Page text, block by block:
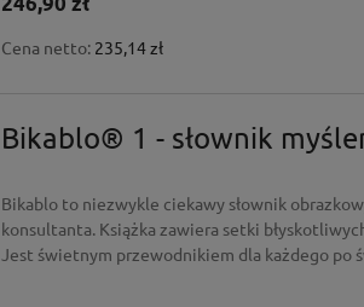
Cena netto: 235,14 zł
Bikablo® 1 - słownik
Bikablo to niezwykle ciekawy słownik
konsultanta. Książka zawiera setki
Jest świetnym przewodnikiem dla każdego po